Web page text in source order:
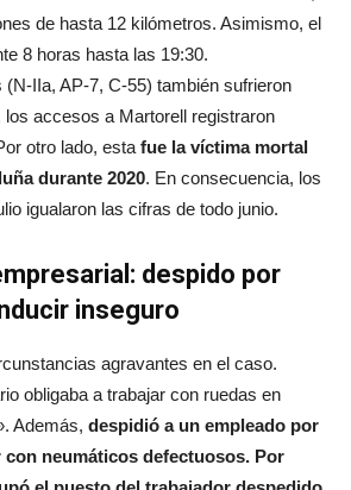
de hasta 12 kilómetros. Asimismo, el
8 horas hasta las 19:30.
IIa, AP-7, C-55) también sufrieron
accesos a Martorell registraron
otro lado, esta fue la víctima mortal
durante 2020. En consecuencia, los
igualaron las cifras de todo junio.
despido por
inseguro
agravantes en el caso.
obligaba a trabajar con ruedas en
Además, despidió a un empleado por
con neumáticos defectuosos. Por